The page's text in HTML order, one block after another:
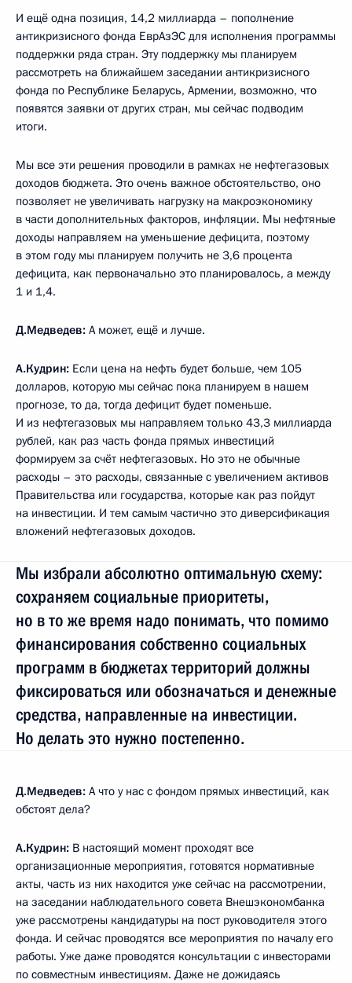
И ещё одна позиция, 14,2 миллиарда – пополнение
антикризисного фонда ЕврАзЭС для исполнения программы
поддержки ряда стран. Эту поддержку мы планируем
рассмотреть на ближайшем заседании антикризисного
фонда по Республике Беларусь, Армении, возможно, что
появятся заявки от других стран, мы сейчас подводим
итоги.
Мы все эти решения проводили в рамках не нефтегазовых
доходов бюджета. Это очень важное обстоятельство, оно
позволяет не увеличивать нагрузку на макроэкономику
в части дополнительных факторов, инфляции. Мы нефтяные
доходы направляем на уменьшение дефицита, поэтому
в этом году мы планируем получить не 3,6 процента
дефицита, как первоначально это планировалось, а между
1 и 1,4.
Д.Медведев: А может, ещё и лучше.
А.Кудрин: Если цена на нефть будет больше, чем 105
долларов, которую мы сейчас пока планируем в нашем
прогнозе, то да, тогда дефицит будет поменьше.
И из нефтегазовых мы направляем только 43,3 миллиарда
рублей, как раз часть фонда прямых инвестиций
формируем за счёт нефтегазовых. Но это не обычные
расходы – это расходы, связанные с увеличением активов
Правительства или государства, которые как раз пойдут
на инвестиции. И тем самым частично это диверсификация
вложений нефтегазовых доходов.
Мы избрали абсолютно оптимальную схему:
сохраняем социальные приоритеты,
но в то же время надо понимать, что помимо
финансирования собственно социальных
программ в бюджетах территорий должны
фиксироваться или обозначаться и денежные
средства, направленные на инвестиции.
Но делать это нужно постепенно.
Д.Медведев: А что у нас с фондом прямых инвестиций, как
обстоят дела?
А.Кудрин: В настоящий момент проходят все
организационные мероприятия, готовятся нормативные
акты, часть из них находится уже сейчас на рассмотрении,
на заседании наблюдательного совета Внешэкономбанка
уже рассмотрены кандидатуры на пост руководителя этого
фонда. И сейчас проводятся все мероприятия по началу его
работы. Уже даже проводятся консультации с инвесторами
по совместным инвестициям. Даже не дожидаясь